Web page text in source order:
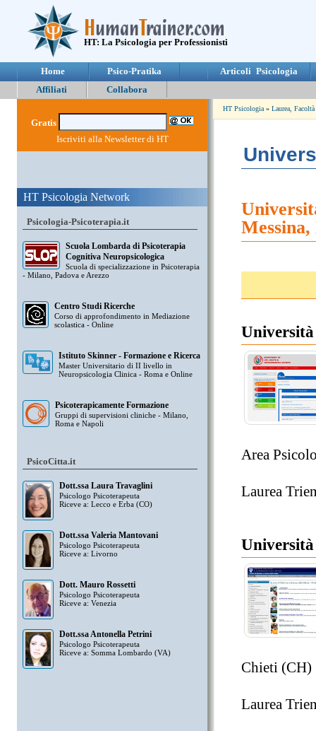
HT: La Psicologia per Professionisti
Home Psico-Pratika
Articoli Psicologia
Affiliati
Collabora
Gratis
Iscriviti alla Newsletter di HT
HT Psicologia Network
Psicologia-Psicoterapia.it
Scuola Lombarda di Psicoterapia
Cognitiva Neuropsicologica
Scuola di specializzazione in Psicoterapia
- Milano, Padova e Arezzo
Centro Studi Ricerche
Corso di approfondimento in Mediazione
scolastica - Online
Istituto Skinner - Formazione e Ricerca
Master Universitario di II livello in
Neuropsicologia Clinica - Roma e Online
Psicoterapicamente Formazione
Gruppi di supervisioni cliniche - Milano,
Roma e Napoli
PsicoCitta.it
Dott.ssa Laura Travaglini
Psicologo Psicoterapeuta
Riceve a: Lecco e Erba (CO)
Dott.ssa Valeria Mantovani
Psicologo Psicoterapeuta
Riceve a: Livorno
Dott. Mauro Rossetti
Psicologo Psicoterapeuta
Riceve a: Venezia
Dott.ssa Antonella Petrini
Psicologo Psicoterapeuta
Riceve a: Somma Lombardo (VA)
HT Psicologia » Laurea,
Area
Laurea
Chieti (CH)
Laurea